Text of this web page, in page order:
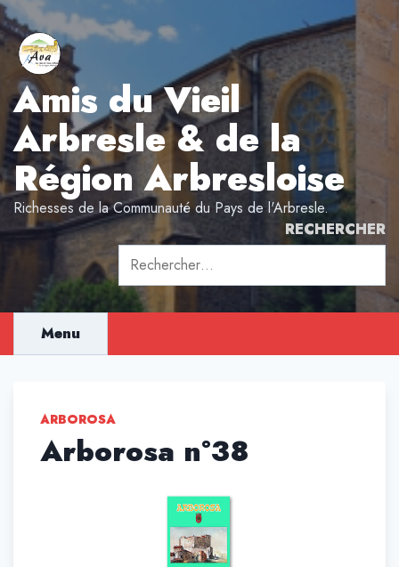
Aller
au
contenu
Amis du Vieil
Arbresle & de la
Région Arbresloise
Richesses de la Communauté du Pays de l'Arbresle.
RECHERCHER
Rechercher :
Menu
ARBOROSA
Arborosa n°38